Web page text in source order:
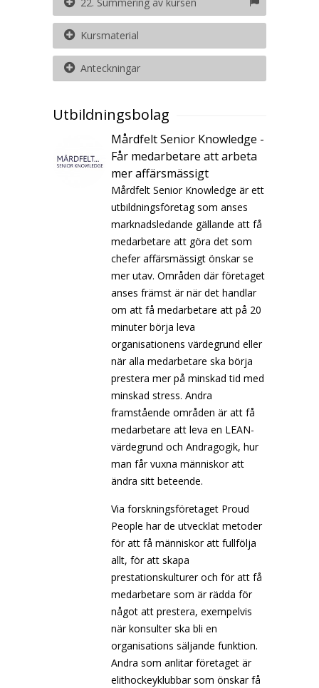
Kursmaterial
Anteckningar
Utbildningsbolag
Mårdfelt Senior Knowledge -
Får medarbetare att arbeta
mer affärsmässigt
Mårdfelt Senior Knowledge är ett
utbildningsföretag som anses
marknadsledande gällande att få
medarbetare att göra det som
chefer affärsmässigt önskar se
mer utav. Områden där företaget
anses främst är när det handlar
om att få medarbetare att på 20
minuter börja leva
organisationens värdegrund eller
när alla medarbetare ska börja
prestera mer på minskad tid med
minskad stress. Andra
framstående områden är att få
medarbetare att leva en LEAN-
värdegrund och Andragogik, hur
man får vuxna människor att
ändra sitt beteende.
Via forskningsföretaget Proud
People har de utvecklat metoder
för att få människor att fullfölja
allt, för att skapa
prestationskulturer och för att få
medarbetare som är rädda för
något att prestera, exempelvis
när konsulter ska bli en
organisations säljande funktion.
Andra som anlitar företaget är
elithockeyklubbar som önskar få